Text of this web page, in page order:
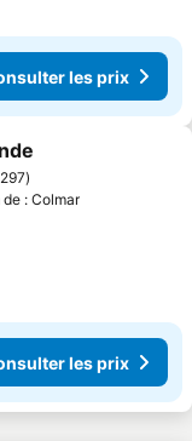
les prix
favoris
297
: Colmar
les prix